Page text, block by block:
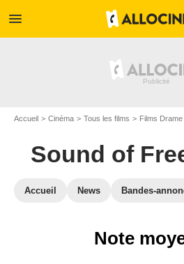
menu
Accueil Cinéma Tous les films Films Drame
Sound of
Accueil News Bandes-
Note